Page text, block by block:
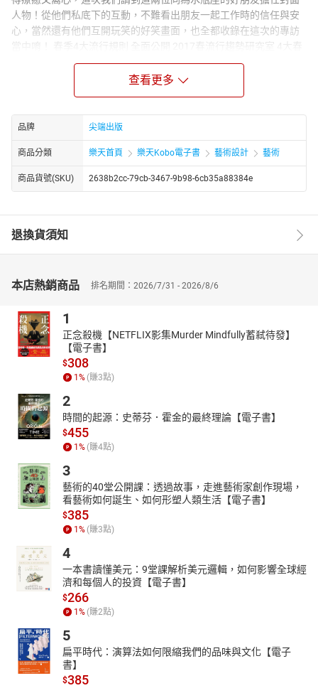
人物！從他們私底下的互動，不難看出朋友一起工作時的信任與安
心，當然還有他們互開玩笑的好笑畫面，也全都收錄在這次的專訪
當中唷！ 春季4大流行規則 全面公開 2017春流行趨勢研究室 4大春
趨勢RULE RULE 1風格學 RULE 2色彩學: RULE 3印花學 RULE 4搭配
學: 2017的春季要開始囉！是不是還在忐忑不安不知道今年春季流行
什麼呢？別緊張，就讓Choc來告訴妳吧！Choc將要把本季流行4大
別人更時髦。 春必買４單品搶先鎖定！ON/OFF通勤實用LOOK達
成！ 通勤族絕對要看！實現想要時髦又實用的願望！ 上班族VS.學
生命定款！ 1.「露肌感上衣」 2.「澎袖及荷葉」 3.「特殊剪裁的圓
裙&百褶裙」 4.「全長寬褲」 新的季節開始，只要鎖定本季流行的
幾樣單品，就能讓女孩們的穿搭變得更有春天的氛圍唷！但對於上
呢？從上身到下身 ，只要擁有這四樣單品，無論是上班、上學、休
閒的造型都能完成喔！ ＼新色彩趨勢！／掌握流行6色，讓妳穿出
尚的腳步絕對要跟緊，先用顏色抓住2017年春天的氣息準沒錯！除
系，一次為女孩們揭開今春必備的新色調！更教妳如何穿搭，駕馭
這些時髦顏色，成為早春時尚潮流的TOP！ Spring Denim 初春乍
到！『SPRING丹寧』搶先預測！ 初入春天，就從百搭丹寧開始營
造春季感！ 丹寧是一年四季衣櫃裡都絕對不能缺少的單品！美好的
春天才剛剛來臨，究竟該如何運用丹寧穿出春感呢？先掌握今年春
初春的丹寧搶先超完整預測、讓SPRING丹寧呈現出充滿新意的豐富
層次吧！ 擁有這7雙讓妳美出新高度！ ＃2017春季必備潮流鞋款 ＃
女孩都該知道の春季最新鞋款NEWS !! 不容忽視的7雙美鞋！ 結束了
沉重寒冷的冬季之後，輕盈活潑的春季終於來臨了，許多品牌的春
季商品都已爭相曝光，而這次小編蒐集了本季超夯的7款春鞋要一次
介紹給大家，想要在新的一年就美出新高度嗎?快一起看看到底是哪
7雙鞋吧！ 春的肌質進化保養術！ 養成使用習慣、別讓未來肌感到
後悔！ 精華液速效美容 絕對要知道的『１瓶』投資！ 精華液的價位
比起其他基礎保養普遍偏高，購入前總是要再三比較才行！但是到
底該如何選擇適合自己的精華液，以及還有好多關於精華液的疑
問……這次通通請到肌膚美學專家凱鈞老師來解答唷！ 健康、人緣、
愛情與事業 今年的妳、想要緊緊守候的是哪一項呢？ 新生活運動計
畫展開！幸福倍增♡ 人氣直升好感美人的秘密 揮別2016年，現在正
要進入一年之計『春』！這是個撿視自己重新出發的好時機。為
應該注重的部份，除了警惕自己也能從內到外做出不一樣的改變！
而我們也因應不同的需求，為大家設計了４種好感妝，從氣場開始
讓自己重獲新生吧～
查看更多
品牌 尖端出版
商品分類 樂天首頁 樂天Kobo電子書 藝術設計 藝術
商品貨號(SKU) 2638b2cc-79cb-3467-9b98-6cb35a88384e
退換貨須知
本店熱銷商品 排名期間：2026/7/31 - 2026/8/6
1
正念殺機【NETFLIX影集Murder Mindfully蓄弒待發】
【電子書】
$308
1 % (賺3點)
2
時間的起源：史蒂芬．霍金的最終理論【電子書】
$455
1 % (賺4點)
3
藝術的40堂公開課：透過故事，走進藝術家創作現場，
看藝術如何誕生、如何形塑人類生活【電子書】
$385
1 % (賺3點)
4
一本書讀懂美元：9堂課解析美元邏輯，如何影響全球經
濟和每個人的投資【電子書】
$266
1 % (賺2點)
5
扁平時代：演算法如何限縮我們的品味與文化【電子
書】
$385